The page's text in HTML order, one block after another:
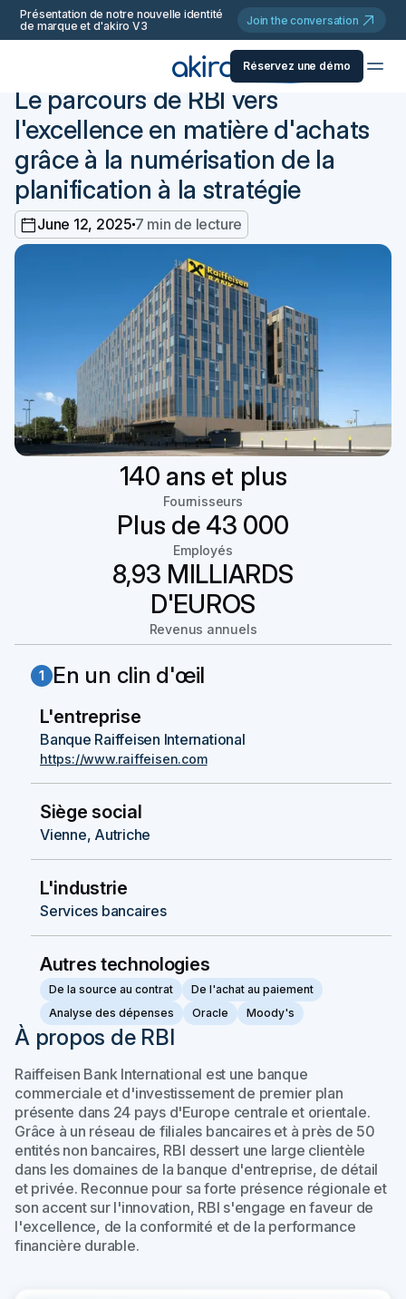
Présentation de notre nouvelle identité
de marque et d'akiro V3
Join the conversation
Réservez une démo
Témoignage client
Le parcours de RBI vers
l'excellence en matière d'achats
grâce à la numérisation de la
planification à la stratégie
June 12, 20257 min de lecture
140 ans et plus
Fournisseurs
Plus de 43 000
Employés
8,93 MILLIARDS
D'EUROS
Revenus annuels
1 En un clin d'œil
L'entreprise
Banque Raiffeisen International
https://www.raiffeisen.com
Siège social
Vienne, Autriche
L'industrie
Services bancaires
Autres technologies
De la source au contrat
De l'achat au paiement
Analyse des dépenses
Oracle Moody's
À propos de RBI
Raiffeisen Bank International est une banque
commerciale et d'investissement de premier plan
présente dans 24 pays d'Europe centrale et orientale.
Grâce à un réseau de filiales bancaires et à près de 50
entités non bancaires, RBI dessert une large clientèle
dans les domaines de la banque d'entreprise, de détail
et privée. Reconnue pour sa forte présence régionale et
son accent sur l'innovation, RBI s'engage en faveur de
l'excellence, de la conformité et de la performance
financière durable.